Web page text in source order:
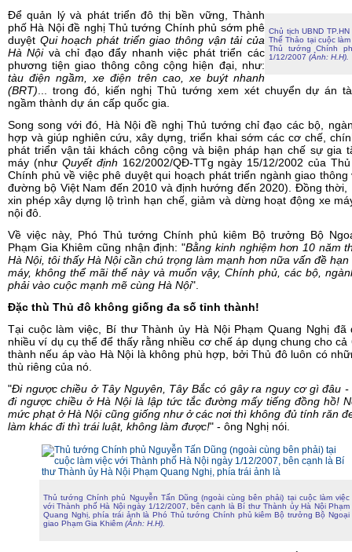
Chủ tịch UBND
Thế Thảo tại cuộc
Thủ tướng Chính
1/12/2007 (Ảnh: H.H).
Để quản lý và phát triển đô thị bền vững, Thành
phố Hà Nội đề nghị Thủ tướng Chính phủ sớm phê
duyệt Qui hoạch phát triển giao thông vận tải của
Hà Nộivà chỉ đạo đẩy nhanh việc phát triển các
phương tiện giao thông công cộng hiện đại, như:
tàu điện ngầm, xe điện trên cao, xe buýt nhanh
(BRT) ... trong đó, kiến nghị Thủ tướng xem xét chuyển dự án
ngầm thành dự án cấp quốc gia.
Song song với đó, Hà Nội đề nghị Thủ tướng chỉ đạo các bộ,
hợp và giúp nghiên cứu, xây dựng, triển khai sớm các cơ chế,
phát triển vận tải khách công cộng và biện pháp hạn chế sự gia
máy (như Quyết định 162/2002/QĐ-TTg ngày 15/12/2002 của
Chính phủ về việc phê duyệt qui hoạch phát triển ngành giao thông
đường bộ Việt Nam đến 2010 và định hướng đến 2020). Đồng thời,
xin phép xây dựng lộ trình hạn chế, giảm và dừng hoạt động xe
nội đô.
Về việc này, Phó Thủ tướng Chính phủ kiêm Bộ trưởng Bộ
Phạm Gia Khiêm cũng nhận định: "Bằng kinh nghiệm hơn 10 năm
Hà Nội, tôi thấy Hà Nội cần chú trọng làm mạnh hơn nữa vấn đề hạn
máy, không thể mãi thế này và muốn vậy, Chính phủ, các bộ,
phải vào cuộc mạnh mẽ cùng Hà Nội".
Đặc thù Thủ đô không giống đa số tỉnh thành!
Tại cuộc làm việc, Bí thư Thành ủy Hà Nội Phạm Quang Nghị đã
nhiều ví dụ cụ thể để thấy rằng nhiều cơ chế áp dụng chung cho cả
thành nếu áp vào Hà Nội là không phù hợp, bởi Thủ đô luôn có
thù riêng của nó.
"Đi ngược chiều ở Tây Nguyên, Tây Bắc có gây ra nguy cơ gì đâu -
đi ngược chiều ở Hà Nội là lập tức tắc đường mấy tiếng đồng hồ!
mức phạt ở Hà Nội cũng giống như ở các nơi thì không đủ tính răn
làm khác đi thì trái luật, không làm được!" - ông Nghị nói.
Thủ tướng Chính phủ Nguyễn Tấn Dũng (ngoài cùng bên phải) tại cuộc làm việc
với Thành phố Hà Nội ngày 1/12/2007, bên cạnh là Bí thư Thành ủy Hà Nội Phạm
Quang Nghị, phía trái ảnh là Phó Thủ tướng Chính phủ kiêm Bộ trưởng Bộ Ngoại
giao Phạm Gia Khiêm (Ảnh: H.H).